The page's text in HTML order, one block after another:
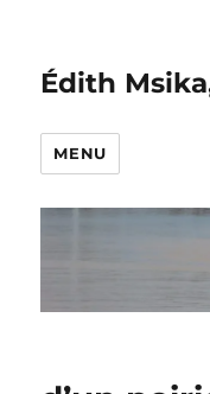
Édith
MENU